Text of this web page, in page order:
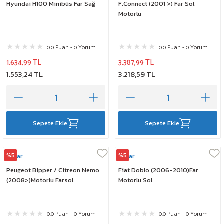
Hyundai H100 Minibüs Far Sağ
0.0 Puan - 0 Yorum
1.634,99 TL
1.553,24 TL
Sepete Ekle
F.Connect (2001 >) Far Sol
Motorlu
0.0 Puan - 0 Yorum
3.387,99 TL
3.218,59 TL
Sepete Ekle
%5
Ayfar
Peugeot Bipper / Citreon Nemo
(2008>)Motorlu Farsol
0.0 Puan - 0 Yorum
%5
Ayfar
Fiat Doblo (2006-2010)Far
Motorlu Sol
0.0 Puan - 0 Yorum